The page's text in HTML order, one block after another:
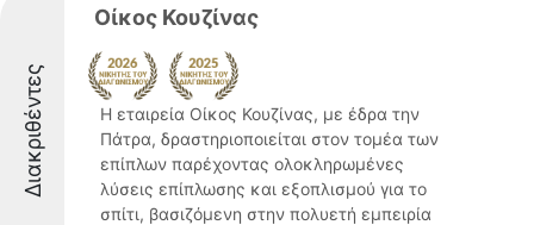
Διακριθέντες
Οίκος Κουζίνας
Η εταιρεία Οίκος Κουζίνας, με έδρα την
Πάτρα, δραστηριοποιείται στον τομέα των
επίπλων παρέχοντας ολοκληρωμένες
λύσεις επίπλωσης και εξοπλισμού για το
σπίτι, βασιζόμενη στην πολυετή εμπειρία